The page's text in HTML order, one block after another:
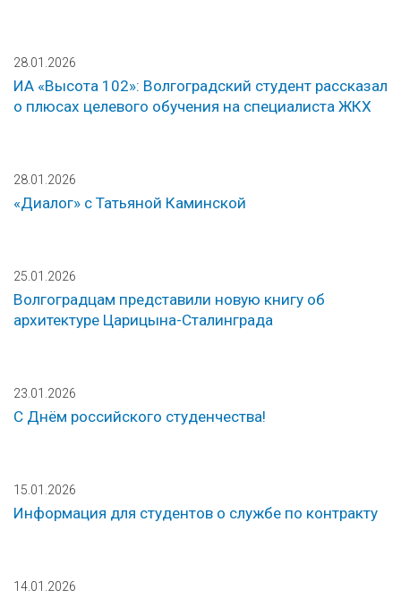
28.01.2026
ИА «Высота 102»: Волгоградский студент рассказал
о плюсах целевого обучения на специалиста ЖКХ
28.01.2026
«Диалог» с Татьяной Каминской
25.01.2026
Волгоградцам представили новую книгу об
архитектуре Царицына-Сталинграда
23.01.2026
С Днём российского студенчества!
15.01.2026
Информация для студентов о службе по контракту
14.01.2026